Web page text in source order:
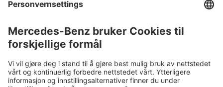
Fare, lav temperatur